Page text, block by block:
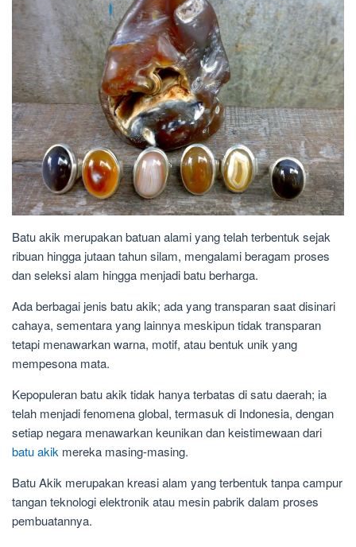
Batu akik merupakan batuan alami yang telah terbentuk sejak
ribuan hingga jutaan tahun silam, mengalami beragam proses
dan seleksi alam hingga menjadi batu berharga.
Ada berbagai jenis batu akik; ada yang transparan saat disinari
cahaya, sementara yang lainnya meskipun tidak transparan
tetapi menawarkan warna, motif, atau bentuk unik yang
mempesona mata.
Kepopuleran batu akik tidak hanya terbatas di satu daerah; ia
telah menjadi fenomena global, termasuk di Indonesia, dengan
setiap negara menawarkan keunikan dan keistimewaan dari
batu akik mereka masing-masing.
Batu Akik merupakan kreasi alam yang terbentuk tanpa campur
tangan teknologi elektronik atau mesin pabrik dalam proses
pembuatannya.